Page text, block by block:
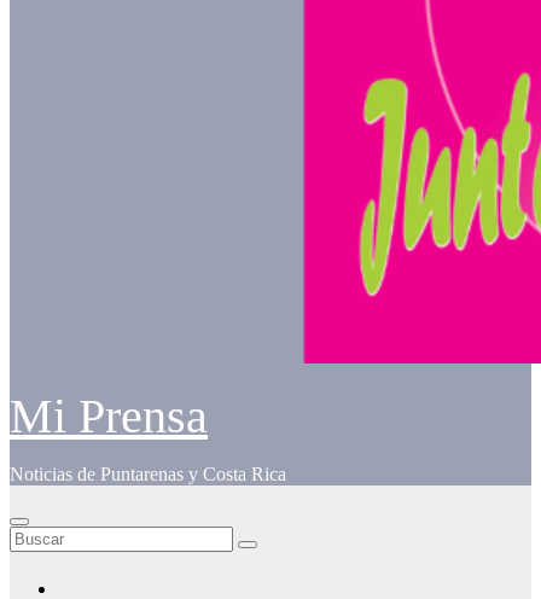
Mi Prensa
Noticias de Puntarenas y Costa Rica